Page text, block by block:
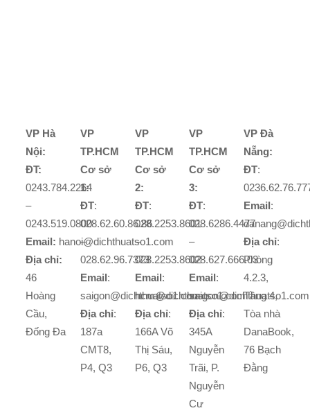
VP Hà
Nội:
ĐT:
0243.784.2264
–
0243.519.0800
Email: hanoi@dichthuatso1.com
Địa chỉ:
46
Hoàng
Cầu,
Đống Đa
VP
TP.HCM
Cơ sở
1:
ĐT:
028.62.60.86.86
–
028.62.96.7373
Email:
saigon@dichthuatso1.com
Địa chỉ:
187a
CMT8,
P4, Q3
VP
TP.HCM
Cơ sở
2:
ĐT:
028.2253.8601
–
028.2253.8602
Email:
hcm@dichthuatso1.com
Địa chỉ:
166A Võ
Thị Sáu,
P6, Q3
VP
TP.HCM
Cơ sở
3:
ĐT:
028.6286.4477
–
028.627.666.03
Email:
saigon@dichthuatso1.com
Địa chỉ:
345A
Nguyễn
Trãi, P.
Nguyễn
Cư
VP Đà
Nẵng:
ĐT:
Email:
Địa chỉ:
Phòng
4.2.3,
Tầng 4,
Tòa nhà
DanaBook,
76 Bạch
Đằng